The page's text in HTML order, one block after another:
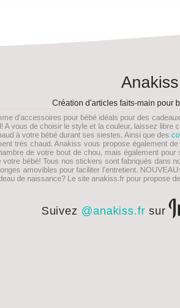
Anakiss
Création d'articles faits-main pour
d'accessoires pour bébé idéals pour des
A vous de choisir le style et la couleur, laissez libre
à votre bébé durant ses siestes. Ainsi que des
très chaud. Anakiss vous propose également de
de votre bout de chou, mais également
bébé! Tous nos stickers sont fabriqués dans
amovibles pour faciliter l'entretient. NOUVEAU
de naissance? Le site anakiss.fr pour propose
Suivez @anakiss.fr sur